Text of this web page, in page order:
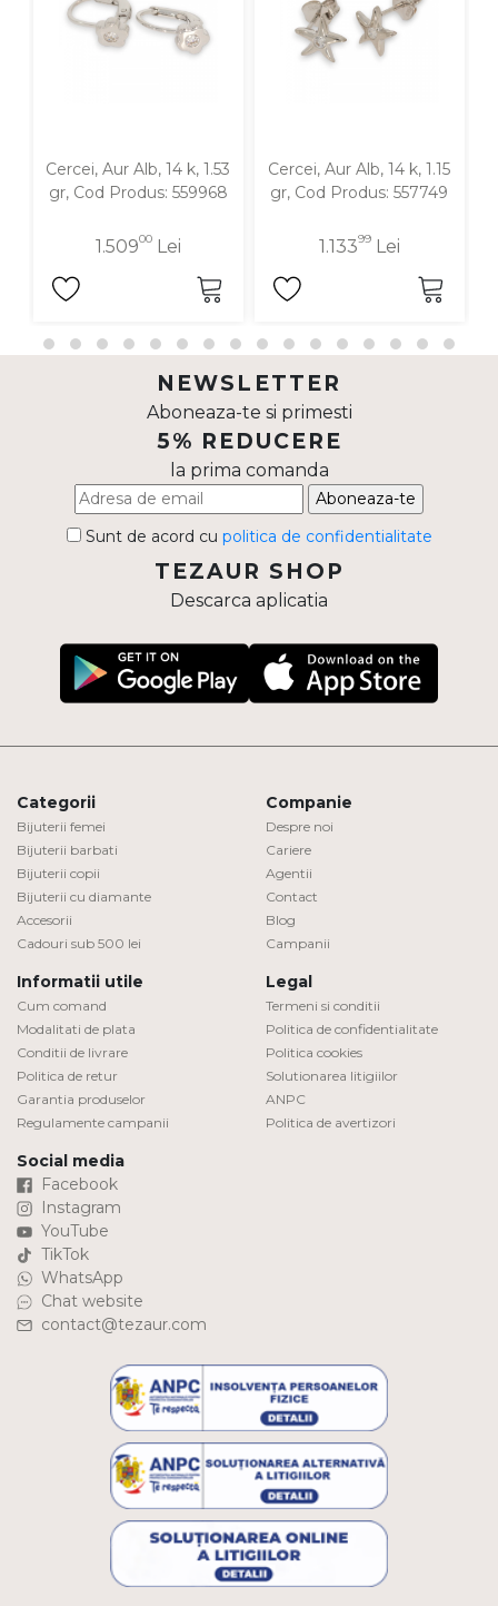
Cercei, Aur Alb, 14 k, 1.53
gr, Cod Produs: 559968
1.50900Lei
Cercei, Aur Alb, 14 k, 1.15
gr, Cod Produs: 557749
1.13399Lei
NEWSLETTER
Aboneaza-te si primesti
5% REDUCERE
la prima comanda
Aboneaza-te
Sunt de acord cu politica de confidentialitate
TEZAUR SHOP
Descarca aplicatia
Categorii
Bijuterii femei
Bijuterii barbati
Bijuterii copii
Bijuterii cu diamante
Accesorii
Cadouri sub 500 lei
Companie
Despre noi
Cariere
Agentii
Contact
Blog
Campanii
Informatii utile
Cum comand
Modalitati de plata
Conditii de livrare
Politica de retur
Garantia produselor
Regulamente campanii
Legal
Termeni si conditii
Politica de confidentialitate
Politica cookies
Solutionarea litigiilor
ANPC
Politica de avertizori
Social media
Facebook
Instagram
YouTube
TikTok
WhatsApp
Chat website
contact@tezaur.com